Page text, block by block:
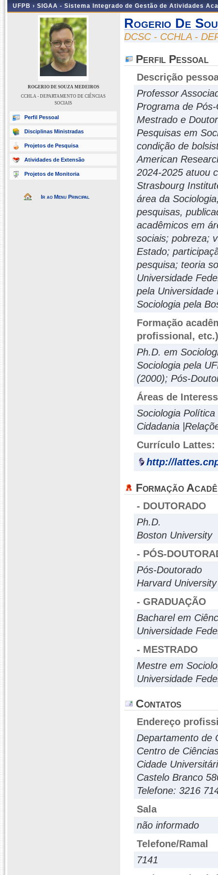
UFPB › SIGAA - Sistema Integrado de Gestão de Atividades
ROGERIO DE SOUZA MEDEIROS
CCHLA - DEPARTAMENTO DE CIÊNCIAS
SOCIAIS
Perfil Pessoal
Disciplinas Ministradas
Projetos de Pesquisa
Atividades de Extensão
Projetos de Monitoria
Ir ao Menu Principal
Rogerio De
DCSC - CCHLA -
Perfil Pessoal
Descrição
Professor
Programa de
Mestrado e
Pesquisas em
condição de
American
2024-2025 atuou
Strasbourg
área da
pesquisas,
acadêmicos em
sociais; pobreza;
Estado;
pesquisa; teoria
Universidade
pela
Sociologia pela
Formação
profissional, etc.)
Ph.D. em
Sociologia pela
(2000); Pós-
Áreas de
Sociologia
Cidadania
Currículo Lattes:
http://
Formação
- DOUTORADO
Ph.D.
Boston University
- PÓS-
Pós-Doutorado
Harvard University
- GRADUAÇÃO
Bacharel em
Universidade
- MESTRADO
Mestre em
Universidade
Contatos
Endereço
Departamento de
Centro de
Cidade
Castelo Branco
Telefone: 3216
Sala
não informado
Telefone/Ramal
7141